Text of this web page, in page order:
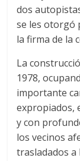
dos
se les otorgó
la firma de la
La
1978,
importante
expropiados,
y con
los vecinos
trasladados